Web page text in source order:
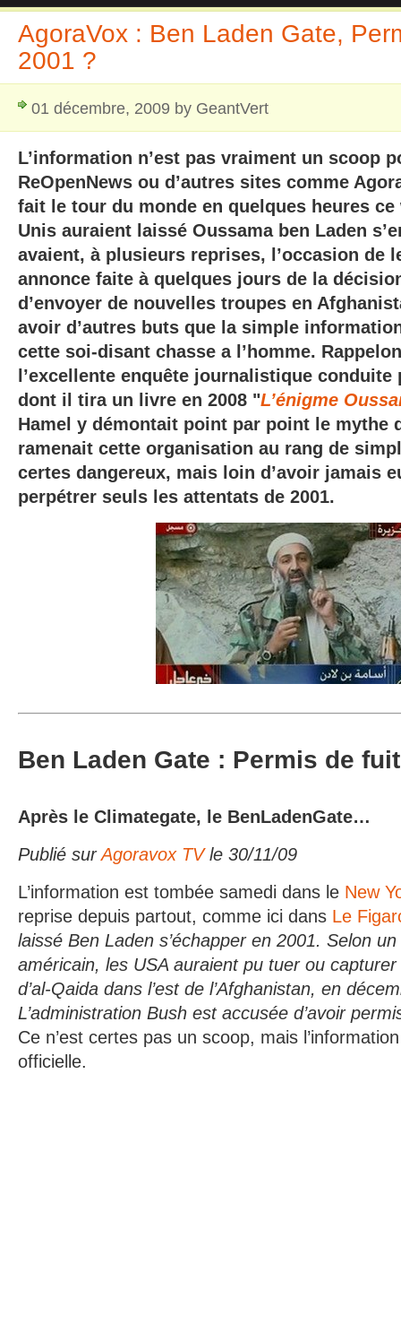
AgoraVox : Ben Laden Gate,
2001 ?
01 décembre, 2009 by GeantVert
L’information n’est pas vraiment un scoop
ReOpenNews ou d’autres sites comme
fait le tour du monde en quelques heures
Unis auraient laissé Oussama ben Laden
avaient, à plusieurs reprises, l’occasion de
annonce faite à quelques jours de la
d’envoyer de nouvelles troupes en
avoir d’autres buts que la simple
cette soi-disant chasse a l’homme.
l’excellente enquête journalistique conduite
dont il tira un livre en 2008 "L’énigme
Hamel y démontait point par point le mythe
ramenait cette organisation au rang de
certes dangereux, mais loin d’avoir jamais
perpétrer seuls les attentats de 2001.
Ben Laden Gate : Permis de
Après le Climategate, le BenLadenGate…
Publié surAgoravox TVle 30/11/09
L’information est tombée samedi dans le New
reprise depuis partout, comme ici dans Le
laissé Ben Laden s’échapper en 2001. Selon
américain, les USA auraient pu tuer ou capturer
d’al-Qaida dans l’est de l’Afghanistan, en
L’administration Bush est accusée d’avoir
Ce n’est certes pas un scoop, mais
officielle.